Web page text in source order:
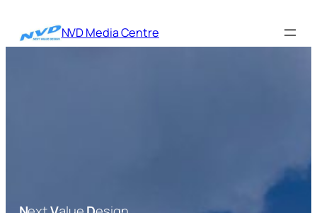
を
NVD Media Centre